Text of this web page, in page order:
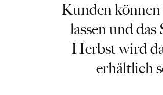
Kunden
lassen und
Herbst wird
erhältlich